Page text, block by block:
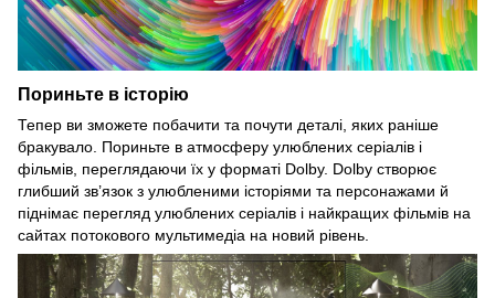
Пориньте в історію
Тепер ви зможете побачити та почути деталі, яких раніше
бракувало. Пориньте в атмосферу улюблених серіалів і
фільмів, переглядаючи їх у форматі Dolby. Dolby створює
глибший зв’язок з улюбленими історіями та персонажами й
піднімає перегляд улюблених серіалів і найкращих фільмів на
сайтах потокового мультимедіа на новий рівень.